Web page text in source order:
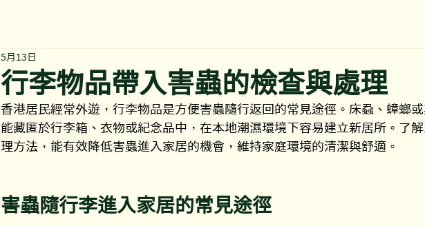
行李物品帶入害蟲的檢查與處理
5月13日
香港居民經常外遊，行李物品是方便害蟲隨行返回的常見途徑。床蝨、蟑螂
能藏匿於行李箱、衣物或紀念品中，在本地潮濕環境下容易建立新居所。了
理方法，能有效降低害蟲進入家居的機會，維持家庭環境的清潔與舒適。
害蟲隨行李進入家居的常見途徑